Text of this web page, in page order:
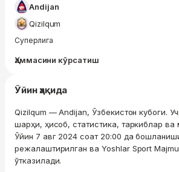
Andijan
Qizilqum
Суперлига
Ҳаммасини кўрсатиш
Ўйин ҳақида
Qizilqum — Andijan, Ўзбекистон кубоги.
шарҳи, ҳисоб, статистика, таркиблар ва
Ўйин 7 авг 2024 соат 20:00 да
режалаштирилган ва Yoshlar Sport
ўтказилади.